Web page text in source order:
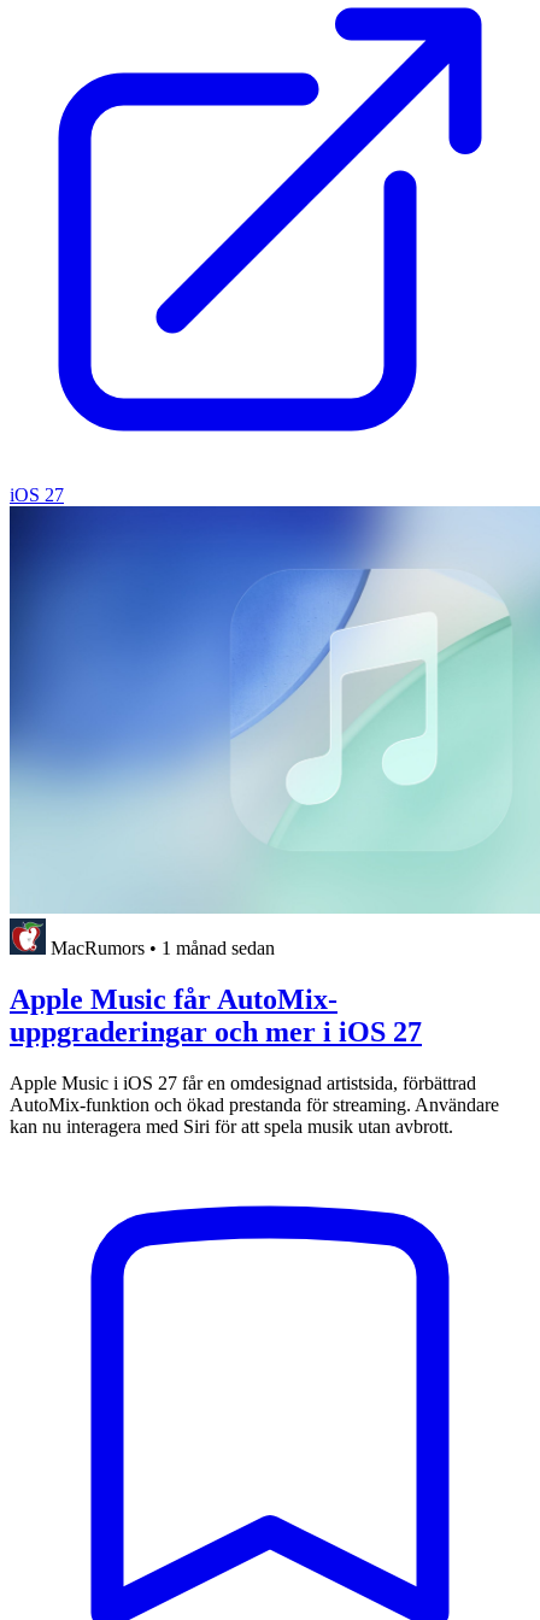
iOS 27
MacRumors • 1 månad sedan
Apple Music får AutoMix-
uppgraderingar och mer i iOS 27
Apple Music i iOS 27 får en omdesignad artistsida, förbättrad
AutoMix-funktion och ökad prestanda för streaming. Användare
kan nu interagera med Siri för att spela musik utan avbrott.